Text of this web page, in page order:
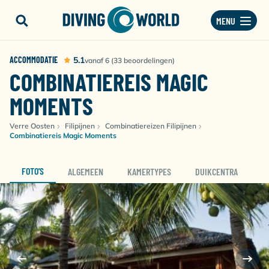
MENU
ACCOMMODATIE 5.1vanaf 6 (33 beoordelingen)
COMBINATIEREIS MAGIC
MOMENTS
Verre Oosten Filipijnen
Combinatiereizen Filipijnen
Combinatiereis Magic Moments
FOTO'S ALGEMEEN KAMERTYPES DUIKCENTRA